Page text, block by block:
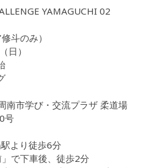
YAMAGUCHI 02
斗のみ）
日）
南市学び・交流プラザ 柔道場
号
より徒歩6分
で下車後、徒歩2分